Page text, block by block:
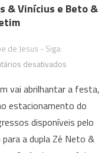
& Vinícius e Beto &
de Jesus - Siga:
desativadosem
Neto
&
Cristiano,
Juan
vai abrilhantar a festa,
estacionamento do
disponíveis pelo
a dupla Zé Neto &